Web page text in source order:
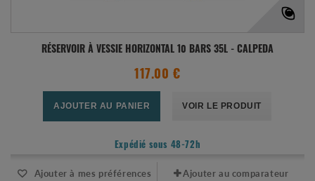
RÉSERVOIR À VESSIE HORIZONTAL 10 BARS 35L - CALPEDA
117.00 €
AJOUTER AU PANIER VOIR LE PRODUIT
Expédié sous 48-72h
Ajouter à mes préférences Ajouter au comparateur